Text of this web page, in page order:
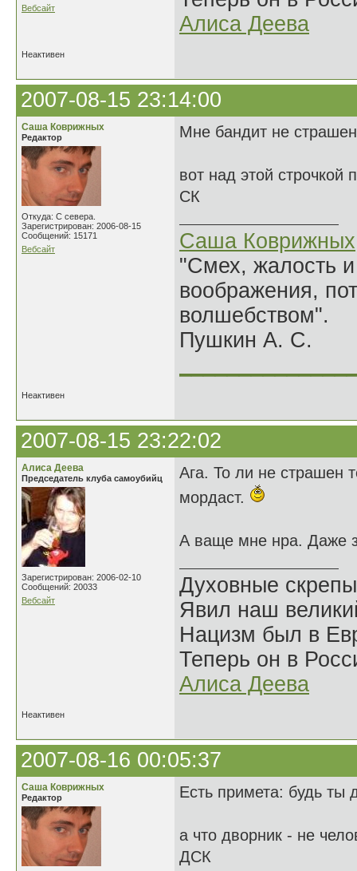
Вебсайт
Алиса Деева
Неактивен
2007-08-15 23:14:00
Саша Коврижных
Редактор
Откуда: С севера.
Зарегистрирован: 2006-08-15
Сообщений: 15171
Вебсайт
Мне бандит не
вот над этой строчкой
СК
Саша Коврижных
"Смех, жалость
воображения,
волшебством".
Пушкин А. С.
Неактивен
2007-08-15 23:22:02
Алиса Деева
Председатель клуба самоубийц
Зарегистрирован: 2006-02-10
Сообщений: 20033
Вебсайт
Ага. То ли не страшен
мордаст.
А ваще мне нра. Даже
Духовные
Явил наш
Нацизм был в
Теперь он в
Алиса Деева
Неактивен
2007-08-16 00:05:37
Саша Коврижных
Редактор Есть примета: будь ты
а что дворник - не
ДСК